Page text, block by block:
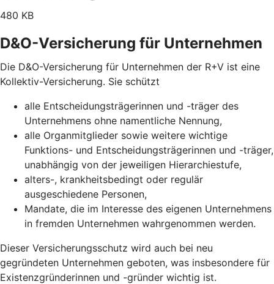
480 KB
D&O-Versicherung für Unternehmen
Die D&O-Versicherung für Unternehmen der R+V ist eine
Kollektiv-Versicherung. Sie schützt
alle Entscheidungsträgerinnen und -träger des
Unternehmens ohne namentliche Nennung,
alle Organmitglieder sowie weitere wichtige
Funktions- und Entscheidungsträgerinnen und -träger,
unabhängig von der jeweiligen Hierarchiestufe,
alters-, krankheitsbedingt oder regulär
ausgeschiedene Personen,
Mandate, die im Interesse des eigenen Unternehmens
in fremden Unternehmen wahrgenommen werden.
Dieser Versicherungsschutz wird auch bei neu
gegründeten Unternehmen geboten, was insbesondere für
Existenzgründerinnen und -gründer wichtig ist.